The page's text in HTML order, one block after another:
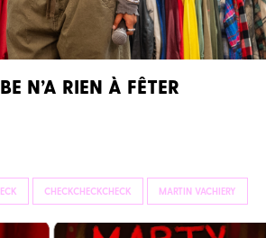
N’A RIEN À FÊTER
CHECKCHECKCHECK MARTIN VACHIERY